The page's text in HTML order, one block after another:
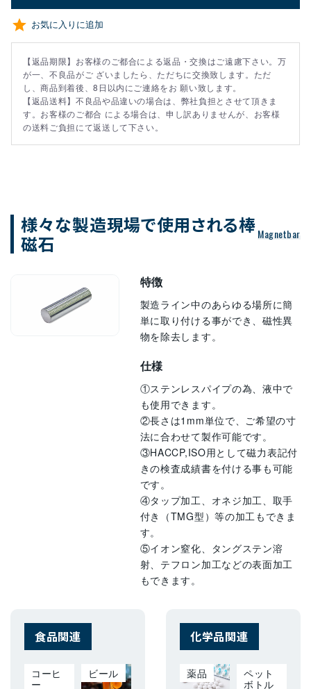
お気に入りに追加
【返品期限】お客様のご都合による返品・交換はご遠慮下さい。万
が一、不良品がご ざいましたら、ただちに交換致します。ただ
し、商品到着後、8日以内にご連絡をお 願い致します。
【返品送料】不良品や品違いの場合は、弊社負担とさせて頂きま
す。お客様のご都合 による場合は、申し訳ありませんが、お客様
の送料ご負担にて返送して下さい。
様々な製造現場で使用される棒
磁石
Magnetbar
特徴
製造ライン中のあらゆる場所に簡
単に取り付ける事ができ、磁性異
物を除去します。
仕様
①ステンレスパイプの為、液中で
も使用できます。
②長さは1mm単位で、ご希望の寸
法に合わせて製作可能です。
③HACCP,ISO用として磁力表記付
きの検査成績書を付ける事も可能
です。
④タップ加工、オネジ加工、取手
付き（TMG型）等の加工もできま
す。
⑤イオン窒化、タングステン溶
射、テフロン加工などの表面加工
もできます。
食品関連
コーヒ
ー
ビール
化学品関連
薬品
ペット
ボトル